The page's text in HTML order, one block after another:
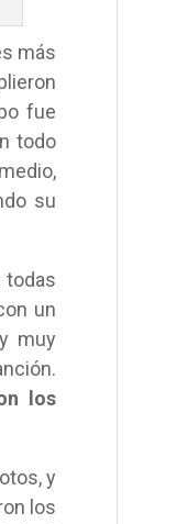
más
fue
todo
su
todas
un
muy
los
y
los